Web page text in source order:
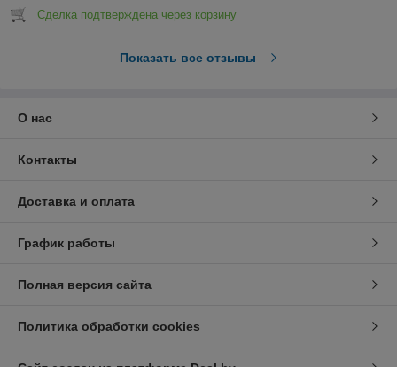
Сделка подтверждена через корзину
Показать все отзывы
О нас
Контакты
Доставка и оплата
График работы
Полная версия сайта
Политика обработки cookies